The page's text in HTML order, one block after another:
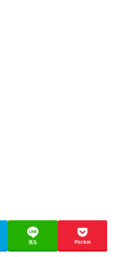
送る Pocket